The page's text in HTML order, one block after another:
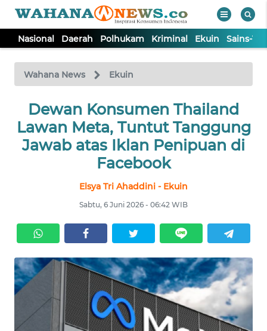
Nasional Daerah Polhukam Kriminal Ekuin Sains-
Wahana News Ekuin
Dewan Konsumen Thailand
Lawan Meta, Tuntut Tanggung
Jawab atas Iklan Penipuan di
Facebook
Elsya Tri Ahaddini - Ekuin
Sabtu, 6 Juni 2026 - 06:42 WIB
TV
Tutup
NASIONAL
DAERAH
EKUIN
SAINS-TEKNO
KESEHATAN